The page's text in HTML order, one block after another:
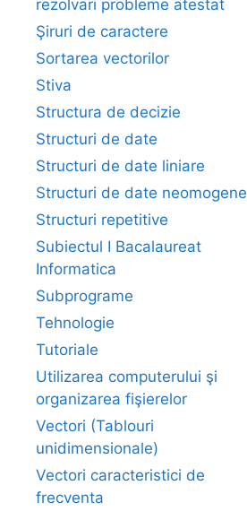
rezolvari probleme atestat
Şiruri de caractere
Sortarea vectorilor
Stiva
Structura de decizie
Structuri de date
Structuri de date liniare
Structuri de date neomogene
Structuri repetitive
Subiectul I Bacalaureat
Informatica
Subprograme
Tehnologie
Tutoriale
Utilizarea computerului şi
organizarea fişierelor
Vectori (Tablouri
unidimensionale)
Vectori caracteristici de
frecventa